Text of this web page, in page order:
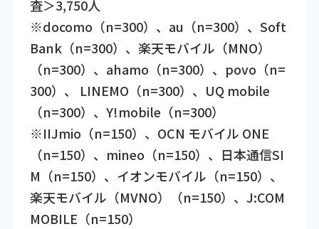
査＞3,750人
※docomo（n=300）、au（n=300）、Soft
Bank（n=300）、楽天モバイル（MNO）
（n=300）、ahamo（n=300）、povo（n=
300）、 LINEMO（n=300）、UQ mobile
（n=300）、Y!mobile（n=300）
※IIJmio（n=150）、OCN モバイル ONE
（n=150）、mineo（n=150）、日本通信SI
M（n=150）、イオンモバイル（n=150）、
楽天モバイル（MVNO）（n=150）、J:COM
MOBILE（n=150）